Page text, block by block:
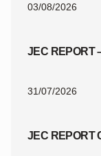
03/08/2026
JEC REPORT
31/07/2026
JEC REPORT